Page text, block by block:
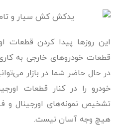
این روزها پیدا کردن قطعات
قطعات خودروهای خارجی به
در حال حاضر شما در بازار
خودرو را در کنار قطعات
تشخیص نمونه‌های اورجینال و
هیچ وجه آسان نیست.